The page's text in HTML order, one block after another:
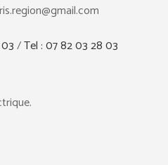
/Tel : 07 82 03 28 03